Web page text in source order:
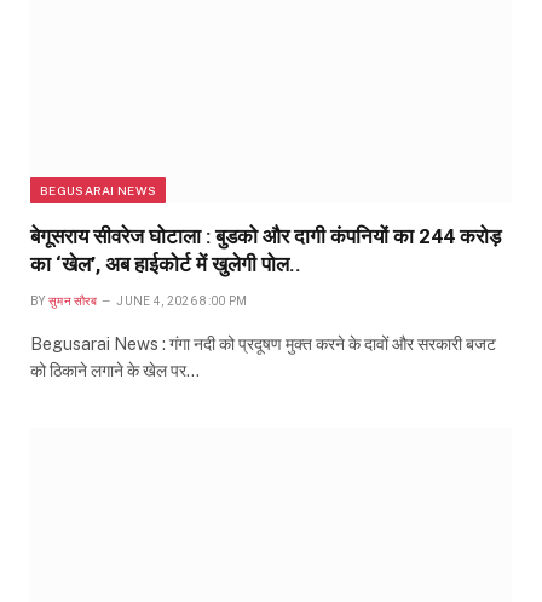
BEGUSARAI NEWS
बेगूसराय सीवरेज घोटाला : बुडको और दागी कंपनियों का 244 करोड़
का ‘खेल’, अब हाईकोर्ट में खुलेगी पोल..
BY सुमन सौरब JUNE 4, 2026 8:00 PM
Begusarai News : गंगा नदी को प्रदूषण मुक्त करने के दावों और सरकारी बजट
को ठिकाने लगाने के खेल पर…